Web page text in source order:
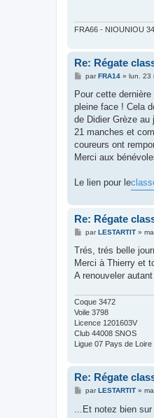
FRA66 - NIOUNIOU
Re: Régate
M
s
a
g
parFRA14» lun. 23
Pour cette
pleine face ! Cela
de Didier Grèze au
21 manches et
coureurs ont
Merci aux
Le lien pour le
Re: Régate
M
s
a
g
parLESTARTIT»
Trés, trés belle
Merci à Thierry et
A renouveler
Coque 3472
Voile 3798
Licence 1201603V
Club 44008 SNOS
Ligue 07 Pays de Loire
Re: Régate
M
s
s
parLESTARTIT»
...Et notez bien